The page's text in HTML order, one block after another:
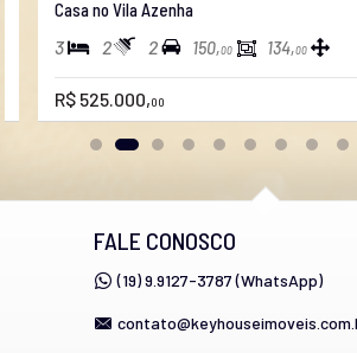
Casa no Vila Azenha
3 2 2 150,00 134,00
R$ 525.000,00
FALE CONOSCO
(19) 9.9127-3787 (WhatsApp)